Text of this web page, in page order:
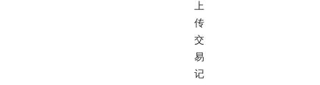
上
传
交
易
记